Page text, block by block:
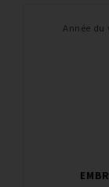
Année du